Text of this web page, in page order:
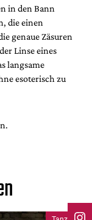
in den Bann
die einen
genaue Zäsuren
Linse eines
langsame
esoterisch zu